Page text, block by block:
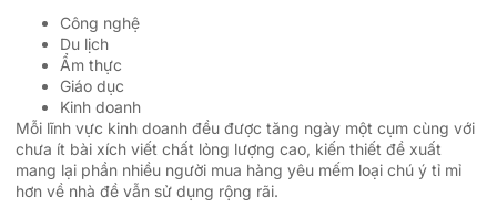
Công nghệ
Du lịch
Ẩm thực
Giáo dục
Kinh doanh
Mỗi lĩnh vực kinh doanh đều được tăng ngày một cụm cùng với
chưa ít bài xích viết chất lỏng lượng cao, kiến thiết đề xuất
mang lại phần nhiều người mua hàng yêu mếm loại chú ý tỉ mỉ
hơn về nhà đề vẫn sử dụng rộng rãi.